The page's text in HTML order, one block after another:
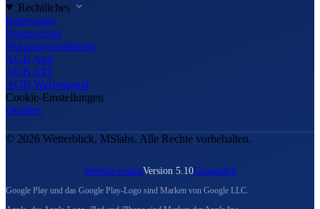
Rechtliches
Impressum
Datenschutz
Nutzungsrichtlinien
AGB App
AGB API
AGB Werbeportal
Cookie-Einstellungen
Quellen
© 2026 Wetterblick, MSlabs. Alle Rechte vorbehalten.
Website-StatusVersion 5.10Changelog
Google Play und das Google Play-Logo sind Marken von Google LLC.